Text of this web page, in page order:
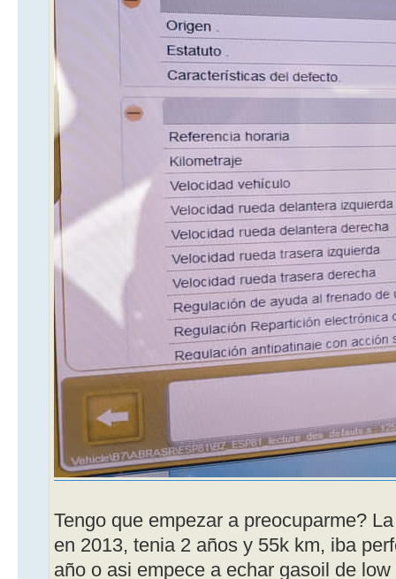
Tengo que empezar a preocuparme?
en 2013, tenia 2 años y 55k km, iba
año o asi empece a echar gasoil de